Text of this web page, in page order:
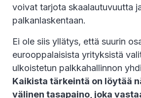
voivat tarjota skaalautuvuutta
palkanlaskentaan.
Ei ole siis yllätys, että suurin
eurooppalaisista yrityksistä
ulkoistetun palkkahallinnon
Kaikista tärkeintä on löytää
välinen tasapaino, joka